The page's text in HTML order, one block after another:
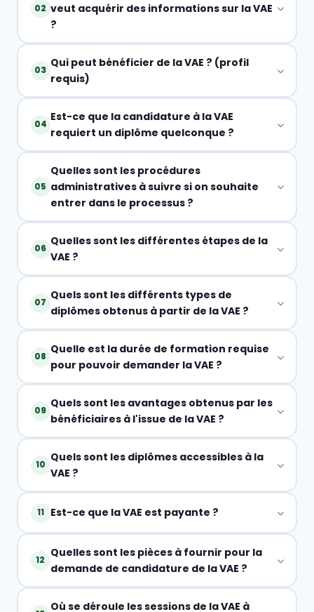
02 veut acquérir des informations sur la VAE
?
03
Qui peut bénéficier de la VAE ? (profil
requis)
04
Est-ce que la candidature à la VAE
requiert un diplôme quelconque ?
05
Quelles sont les procédures
administratives à suivre si on souhaite
entrer dans le processus ?
06
Quelles sont les différentes étapes de la
VAE ?
07
Quels sont les différents types de
diplômes obtenus à partir de la VAE ?
08
Quelle est la durée de formation requise
pour pouvoir demander la VAE ?
09
Quels sont les avantages obtenus par les
bénéficiaires à l'issue de la VAE ?
10
Quels sont les diplômes accessibles à la
VAE ?
11 Est-ce que la VAE est payante ?
12
Quelles sont les pièces à fournir pour la
demande de candidature de la VAE ?
Où se déroule les sessions de la VAE à